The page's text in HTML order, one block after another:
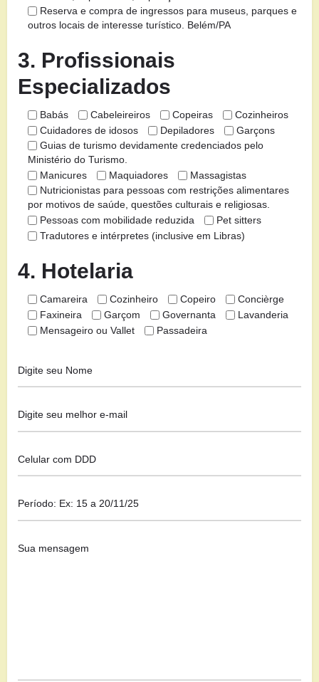
Reserva e compra de ingressos para museus, parques e
outros locais de interesse turístico. Belém/PA
3. Profissionais
Especializados
Babás Cabeleireiros Copeiras
Cozinheiros
Cuidadores de idosos
Depiladores
Garçons
Guias de turismo devidamente credenciados pelo
Ministério do Turismo.
Manicures
Maquiadores
Massagistas
Nutricionistas para pessoas com restrições alimentares
por motivos de saúde, questões culturais e religiosas.
Pessoas com mobilidade reduzida
Pet sitters
Tradutores e intérpretes (inclusive em Libras)
4. Hotelaria
Camareira Cozinheiro Copeiro
Concièrge
Faxineira
Garçom Governanta
Lavanderia
Mensageiro ou Vallet
Passadeira